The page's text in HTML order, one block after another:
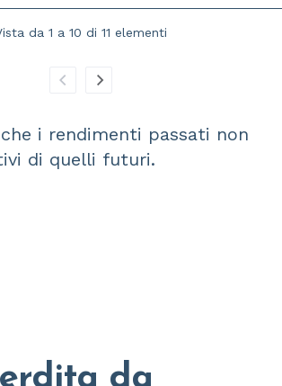
da 1 a 10 di 11 elementi
i rendimenti passati non
di quelli futuri.
da